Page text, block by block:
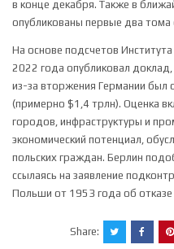
в конце декабря. Также в
опубликованы первые два тома
На основе подсчетов
2022 года опубликовал
из-за вторжения Германии был
(примерно $1,4 трлн). Оценка
городов, инфраструктуры и
экономический потенциал,
польских граждан. Берлин
ссылаясь на заявление
Польши от 1953 года об
Share: